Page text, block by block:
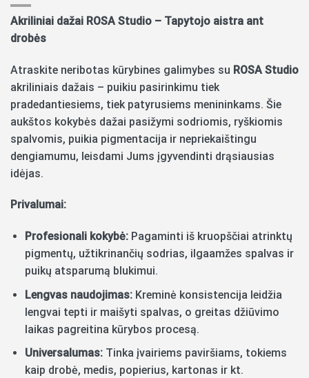
Akriliniai dažai ROSA Studio – Tapytojo aistra ant
drobės
Atraskite neribotas kūrybines galimybes su ROSA Studio
akriliniais dažais – puikiu pasirinkimu tiek
pradedantiesiems, tiek patyrusiems menininkams. Šie
aukštos kokybės dažai pasižymi sodriomis, ryškiomis
spalvomis, puikia pigmentacija ir nepriekaištingu
dengiamumu, leisdami Jums įgyvendinti drąsiausias
idėjas.
Privalumai:
Profesionali kokybė:Pagaminti iš kruopščiai atrinktų
pigmentų, užtikrinančių sodrias, ilgaamžes spalvas ir
puikų atsparumą blukimui.
Lengvas naudojimas:Kreminė konsistencija leidžia
lengvai tepti ir maišyti spalvas, o greitas džiūvimo
laikas pagreitina kūrybos procesą.
Universalumas:Tinka įvairiems paviršiams, tokiems
kaip drobė, medis, popierius, kartonas ir kt.